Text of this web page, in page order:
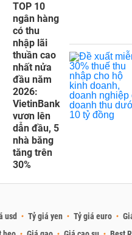
TOP 10
ngân hàng
có thu
nhập lãi
thuần cao
nhất nửa
đầu năm
2026:
VietinBank
vươn lên
dẫn đầu, 5
nhà băng
tăng trên
30%
usd Tỷ giá yen Tỷ giá euro